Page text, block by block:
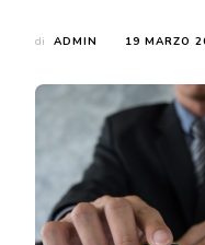
di ADMIN 19 MARZO